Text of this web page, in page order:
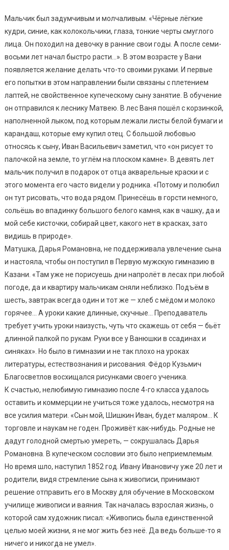
Мальчик был задумчивым и молчаливым. «Чёрные лёгкие
кудри, синие, как колокольчики, глаза, тонкие черты смуглого
лица. Он походил на девочку в ранние свои годы. А после семи-
восьми лет начал быстро расти…». В этом возрасте у Вани
появляется желание делать что-то своими руками. И первые
его попытки в этом направлении были связаны с плетением
лаптей, не свойственное купеческому сыну занятие. В обучение
он отправился к леснику Матвею. В лес Ваня пошёл с корзинкой,
наполненной лыком, под которым лежали листы белой бумаги и
карандаш, которые ему купил отец. С большой любовью
относясь к сыну, Иван Васильевич заметил, что «он рисует то
палочкой на земле, то углём на плоском камне». В девять лет
мальчик получил в подарок от отца акварельные краски и с
этого момента его часто видели у родника. «Потому и полюбил
он тут рисовать, что вода рядом. Принесёшь в горсти немного,
сольёшь во впадинку большого белого камня, как в чашку, да и
мой себе кисточки, собирай цвет, какого нет в красках, зато
видишь в природе».
Матушка, Дарья Романовна, не поддерживала увлечение сына
и настояла, чтобы он поступил в Первую мужскую гимназию в
Казани. «Там уже не порисуешь дни напролёт в лесах при любой
погоде, да и квартиру мальчикам сняли неблизко. Подъём в
шесть, завтрак всегда один и тот же — хлеб с мёдом и молоко
горячее… А уроки какие длинные, скучные… Преподаватель
требует учить уроки наизусть, чуть что скажешь от себя — бьёт
длинной палкой по рукам. Руки все у Ванюшки в ссадинах и
синяках». Но было в гимназии и не так плохо на уроках
литературы, естествознания и рисования. Фёдор Кузьмич
Благосветлов восхищался рисунками своего ученика.
К счастью, нелюбимую гимназию после 4-го класса удалось
оставить и коммерции не учиться тоже удалось, несмотря на
все усилия матери. «Сын мой, Шишкин Иван, будет маляром… К
торговле и наукам не годен. Проживёт как-нибудь. Родные не
дадут голодной смертью умереть, — сокрушалась Дарья
Романовна. В купеческом сословии это было неприемлемым.
Но время шло, наступил 1852 год. Ивану Ивановичу уже 20 лет и
родители, видя стремление сына к живописи, принимают
решение отправить его в Москву для обучение в Московском
училище живописи и ваяния. Так началась взрослая жизнь, о
которой сам художник писал: «Живопись была единственной
целью моей жизни, я не мог жить без неё. Да ведь больше-то я
ничего и никогда не умел».